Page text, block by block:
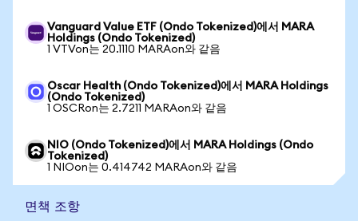
Vanguard Value ETF (Ondo Tokenized)에서 MARA
Holdings (Ondo Tokenized)
1 VTVon는 20.1110 MARAon와 같음
Oscar Health (Ondo Tokenized)에서 MARA Holdings
(Ondo Tokenized)
1 OSCRon는 2.7211 MARAon와 같음
NIO (Ondo Tokenized)에서 MARA Holdings (Ondo
Tokenized)
1 NIOon는 0.414742 MARAon와 같음
면책 조항